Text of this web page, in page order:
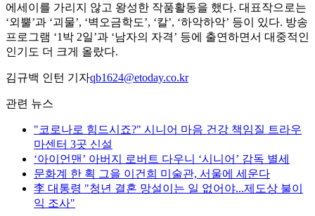
에세이를 가리지 않고 왕성한 작품활동을 했다. 대표작으로는
‘외뿔’과 ‘괴물’, ‘벽오금학도’, ‘칼’, ‘하악하악’ 등이 있다. 방송
프로그램 ‘1박 2일’과 ‘남자의 자격’ 등에 출연하면서 대중적인
인기도 더 크게 올랐다.
김규백 인턴 기자qb1624@etoday.co.kr
관련 뉴스
"코로나로 힘드시죠?" 시니어 마음 건강 책임질 트라우
마센터 3곳 신설
‘아이언맨’ 아버지 로버트 다우니 ‘시니어’ 감독 별세
문화계 한 획 그을 이건희 미술관, 서울에 세운다
李 대통령 "청년 결혼 망설이는 일 없어야...제도상 불이
익 조사"